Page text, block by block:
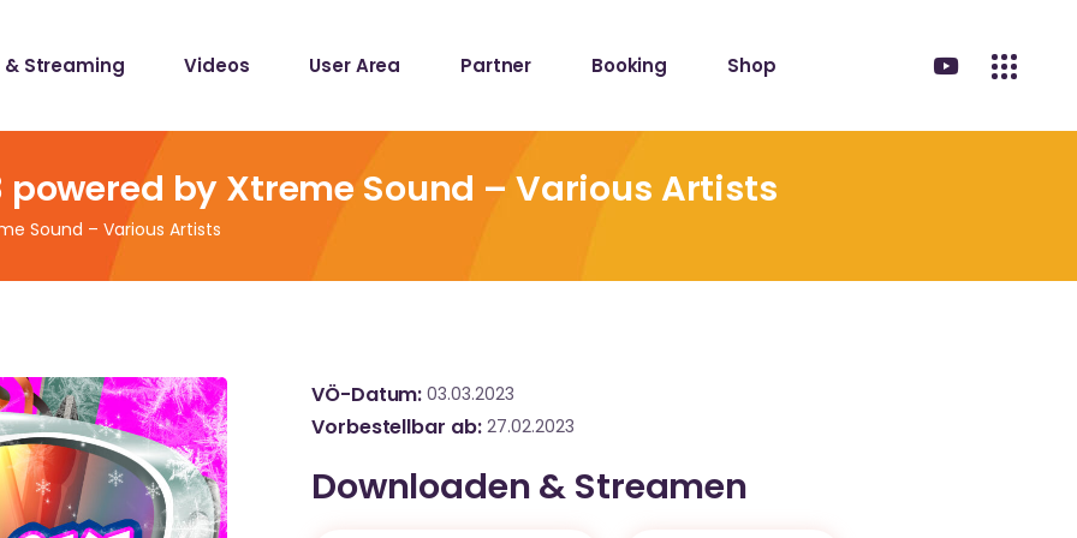
& Streaming Videos User Area Partner Booking Shop
powered by Xtreme Sound – Various Artists
Sound – Various Artists
VÖ-Datum 03.03.2023
Vorbestellbar ab 27.02.2023
Downloaden & Streamen